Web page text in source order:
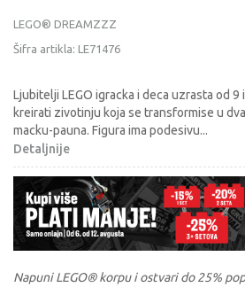
LEGO® DREAMZZZ
Šifra artikla: LE71476
Ljubitelji LEGO igracka i deca uzrasta od 9
kreirati zivotinju koja se transformise u
macku-pauna. Figura ima podesivu...
Detaljnije
Napuni LEGO® korpu i ostvari do 25%